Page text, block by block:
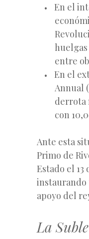
En el
entre
En el
Annual
derrota
con
Ante esta
Primo de
Estado el 13
instaurando
apoyo del
La